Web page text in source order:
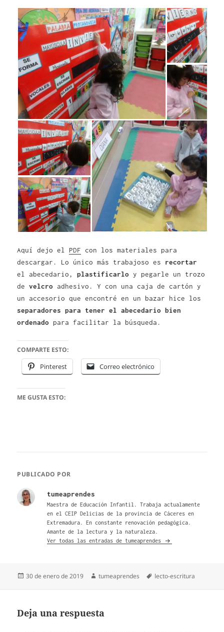
Aquí dejo el PDF con los materiales para
descargar. Lo único más trabajoso es recortar
el abecedario,plastificarlo y pegarle un trozo
develcro adhesivo. Y con una caja de cartón y
un accesorio que encontré en un bazar hice los
separadores para tener el abecedario bien
ordenado para facilitar la búsqueda.
COMPARTE ESTO:
Pinterest Correo electrónico
ME GUSTA ESTO:
PUBLICADO POR
tumeaprendes
Maestra de Educación Infantil. Trabaja actualamente
en el CEIP Delicias de la provincia de Cáceres en
Extremadura. En constante renovación pedagógica.
Amante de la lectura y la naturaleza.
Ver todas las entradas de tumeaprendes
Publicado
30 de enero de 2019 Autor
tumeaprendes Etiquetas
lecto-escritura
Deja una respuesta